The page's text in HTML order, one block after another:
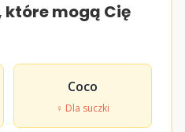
które mogą Cię
Coco
♀ Dla suczki